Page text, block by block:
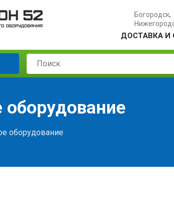
Богородск,
ДОСТАВКА И
оборудование
оборудование